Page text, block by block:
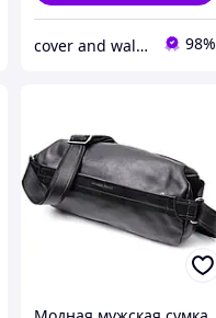
cover and wallet (обкладинка і гаманець) 98%